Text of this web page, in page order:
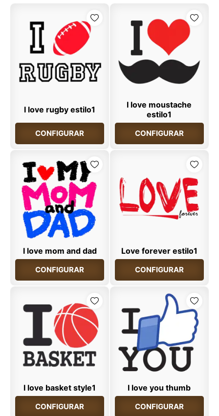
I love rugby estilo1
CONFIGURAR
I love moustache
estilo1
CONFIGURAR
I love mom and dad
CONFIGURAR
Love forever estilo1
CONFIGURAR
I love basket style1
CONFIGURAR
I love you thumb
CONFIGURAR